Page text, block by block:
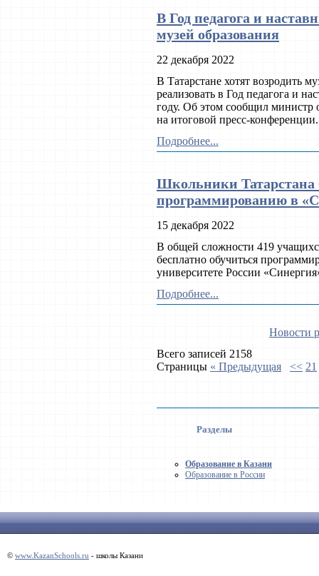
В Год педагога и
музей образования
22 декабря 2022
В Татарстане хотят возродить
реализовать в Год педагога и
году. Об этом сообщил министр
на итоговой пресс-конференции.
Подробнее...
Школьники Татарстана
программированию в
15 декабря 2022
В общей сложности 419
бесплатно обучиться
университете России
Подробнее...
Новости
Всего записей 2158
Страницы « Предыдущая << 21
Разделы
Образование в Казани
Образование в России
© www.KazanSchools.ru - школы Казани